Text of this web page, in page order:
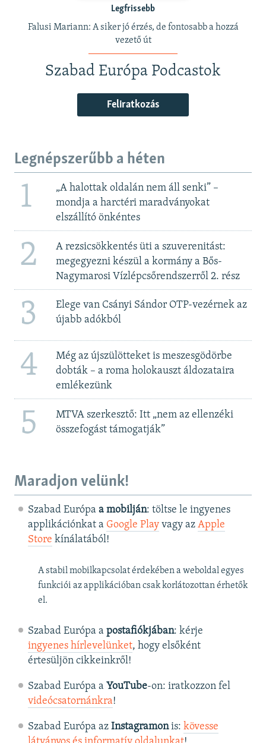
Legfrissebb
Falusi Mariann: A siker jó érzés, de fontosabb a hozzá
vezető út
Szabad Európa Podcastok
Feliratkozás
Legnépszerűbb a héten
1
„A halottak oldalán nem áll senki” –
mondja a harctéri maradványokat
elszállító önkéntes
2
A rezsicsökkentés üti a szuverenitást:
megegyezni készül a kormány a Bős-
Nagymarosi Vízlépcsőrendszerről 2. rész
3
Elege van Csányi Sándor OTP-vezérnek az
újabb adókból
4
Még az újszülötteket is meszesgödörbe
dobták – a roma holokauszt áldozataira
emlékezünk
5
MTVA szerkesztő: Itt „nem az ellenzéki
összefogást támogatják”
Maradjon velünk!
Szabad Európa a mobilján: töltse le ingyenes
applikációnkat a Google Playvagy az Apple
Store kínálatából!
A stabil mobilkapcsolat érdekében a weboldal egyes
funkciói az applikációban csak korlátozottan érhetők
el.
Szabad Európa a postafiókjában: kérje
ingyenes hírlevelünket, hogy elsőként
értesüljön cikkeinkről!
Szabad Európa a YouTube-on: iratkozzon fel
videócsatornánkra!
Szabad Európa az Instagramonis: kövesse